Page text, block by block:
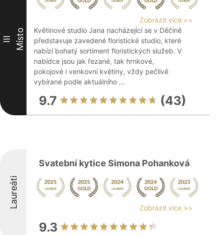
III Místo
Zobrazit více >>
Květinové studio Jana nacházející se v Děčíně
představuje zavedené floristické studio, které
nabízí bohatý sortiment floristických služeb. V
nabídce jsou jak řezané, tak hrnkové,
pokojové i venkovní květiny, vždy pečlivě
vybírané podle aktuálního ...
9.7 (43)
Laureáti
Svatební kytice Simona Pohanková
Zobrazit více >>
9.3